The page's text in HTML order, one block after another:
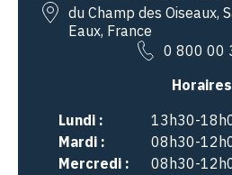
du Champ des Oiseaux,
Eaux, France
0 800 00
Horaires
Lundi :
13h30-
Mardi :
08h30-
Mercredi :
08h30-